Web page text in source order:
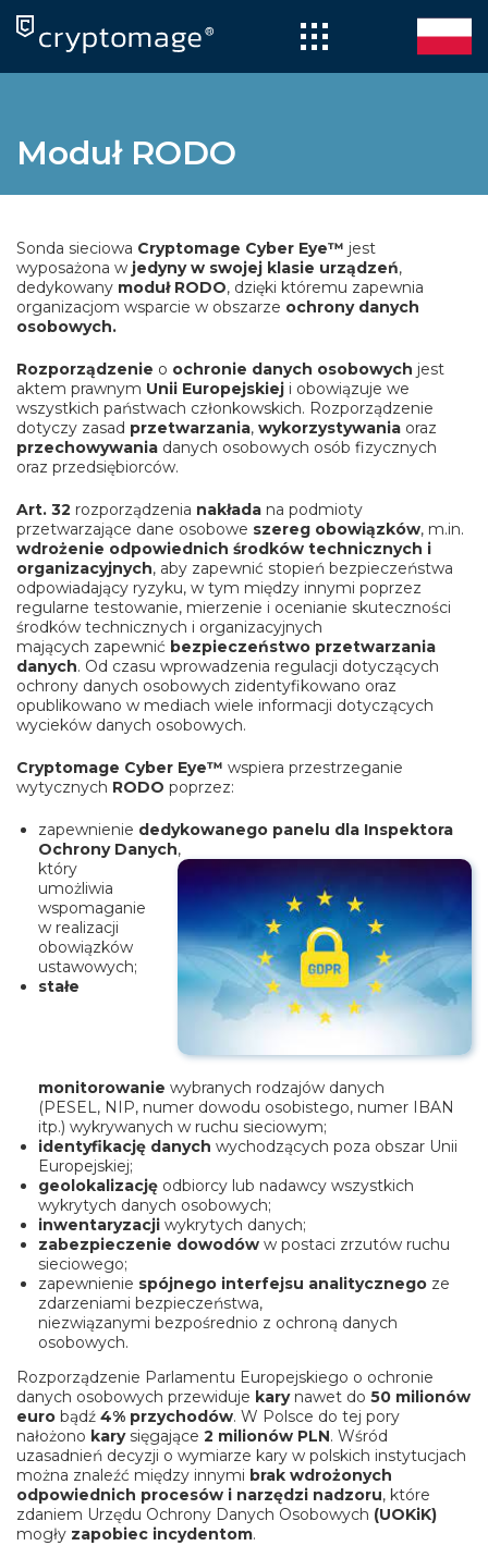
content
Moduł RODO
Sonda sieciowa Cryptomage Cyber Eye™ jest
wyposażona w jedyny w swojej klasie urządzeń,
dedykowany moduł RODO, dzięki któremu zapewnia
organizacjom wsparcie w obszarze ochrony danych
osobowych.
Rozporządzenie o ochronie danych osobowych jest
aktem prawnym Unii Europejskiej i obowiązuje we
wszystkich państwach członkowskich. Rozporządzenie
dotyczy zasad przetwarzania, wykorzystywania oraz
przechowywania danych osobowych osób fizycznych
oraz przedsiębiorców.
Art. 32 rozporządzenia nakłada na podmioty
przetwarzające dane osobowe szereg obowiązków, m.in.
wdrożenie odpowiednich środków technicznych i
organizacyjnych, aby zapewnić stopień bezpieczeństwa
odpowiadający ryzyku, w tym między innymi poprzez
regularne testowanie, mierzenie i ocenianie skuteczności
środków technicznych i organizacyjnych
mających zapewnić bezpieczeństwo przetwarzania
danych. Od czasu wprowadzenia regulacji dotyczących
ochrony danych osobowych zidentyfikowano oraz
opublikowano w mediach wiele informacji dotyczących
wycieków danych osobowych.
Cryptomage Cyber Eye™ wspiera przestrzeganie
wytycznych RODO poprzez:
zapewnienie dedykowanego panelu dla Inspektora
Ochrony Danych,
który
umożliwia
wspomaganie
w realizacji
obowiązków
ustawowych;
stałe
monitorowanie wybranych rodzajów danych
(PESEL, NIP, numer dowodu osobistego, numer IBAN
itp.) wykrywanych w ruchu sieciowym;
identyfikację danych wychodzących poza obszar Unii
Europejskiej;
geolokalizację odbiorcy lub nadawcy wszystkich
wykrytych danych osobowych;
inwentaryzacji wykrytych danych;
zabezpieczenie dowodów w postaci zrzutów ruchu
sieciowego;
zapewnienie spójnego interfejsu analitycznego ze
zdarzeniami bezpieczeństwa,
niezwiązanymi bezpośrednio z ochroną danych
osobowych.
Rozporządzenie Parlamentu Europejskiego o ochronie
danych osobowych przewiduje karynawet do 50 milionów
euro bądź 4% przychodów. W Polsce do tej pory
nałożono kary sięgające 2 milionów PLN. Wśród
uzasadnień decyzji o wymiarze kary w polskich instytucjach
można znaleźć między innymi brak wdrożonych
odpowiednich procesów i narzędzi nadzoru, które
zdaniem Urzędu Ochrony Danych Osobowych (UOKiK)
mogły zapobiec incydentom.